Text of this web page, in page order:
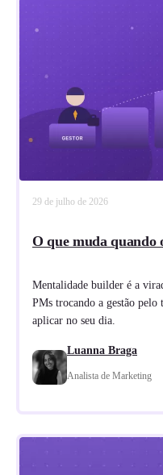
29 de julho de 2026
O que muda quando
Mentalidade builder é a
PMs trocando a gestão pelo
aplicar no seu dia.
Luanna Braga
Analista de Marketing